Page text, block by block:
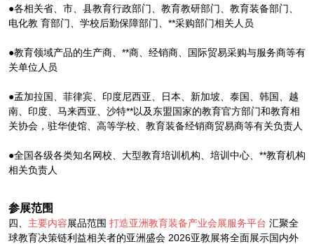
●各相关省、市、县教育行政部门、教育教研部门、教育装备部门、
电化教 育部门、学校后勤保障部门、**采购部门相关人员
●教育领域产品的生产商、**商、经销商、国际贸易采购与服务商等有
关单位人员
●孟加拉国、菲律宾、印度尼西亚、日本、新加坡、泰国、韩国、越
南、印度、马来西亚、沙特**以及东盟国家的教育官方部门和教育相
关协会，驻华使馆、高等学校、教育装备经销商贸易商等有关负责人
●全国各级各类知名网校、大型教育培训机构、培训中心、**教育机构
相关负责人
参展范围
四、 主要内容展品范围 打造亚洲教育装备产业会展服务平台 汇聚全
球教育决策链利益相关者的亚洲盛会 2026亚教展将全面展示国内外